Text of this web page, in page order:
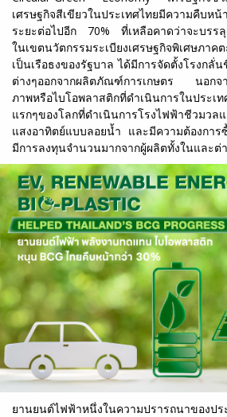
เศรษฐกิจสีเขียวในประเทศไทยมีความคื
ระยะต่อไปอีก 70% ที่เหลือคาดว่าจะบรรลุ
ในเขตนวัตกรรมระเบียงเศรษฐกิจพิเศษภา
เป็นเรือธงของรัฐบาล ได้มีการจัดตั้งโรงกลั่
ต่างๆออกจากผลิตภัณฑ์การเกษตร นอกจ
ภาพหรือไบโอพลาสติกที่ดำเนินการในปร
แรกๆของโลกที่ดำเนินการโรงไฟฟ้าชีวมวล
แสงอาทิตย์แบบลอยน้ำ และมีความต้องการ
มีการลงทุนจำนวนมากจากผู้ผลิตทั้งในและต่
ยานยนต์ไฟฟ้าหนึ่งในความปรารถนาของปร